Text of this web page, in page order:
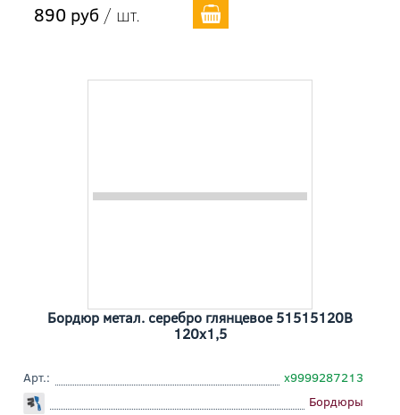
890 руб / шт.
Бордюр метал. серебро глянцевое 51515120B
120x1,5
Арт.:
х9999287213
Бордюры